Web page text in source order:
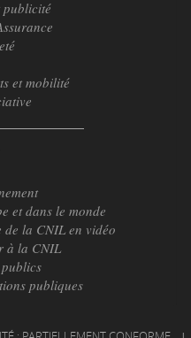
publicité
et mobilité
et dans le monde
de la CNIL en vidéo
à la CNIL
publiques